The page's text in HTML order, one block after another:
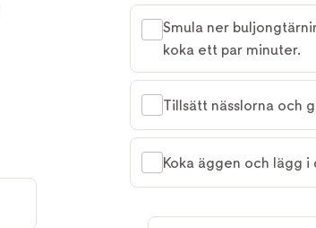
Smula ner
koka ett par minuter.
Tillsätt nässlorna och
Koka äggen och lägg i